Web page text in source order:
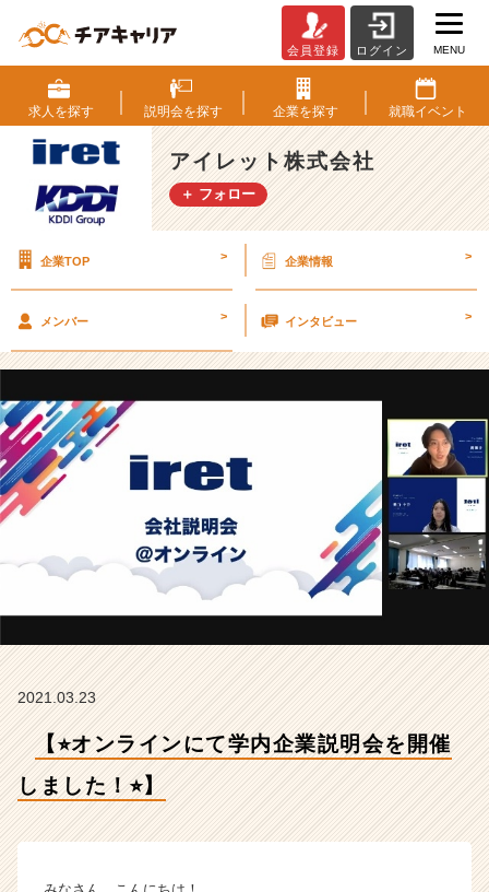
オ
ン
ラ
イ
に
企
明
を
し
ま
し
た！
⭐︎】
【ア
会
イ
ラ
会員登録 ログイン MENU
求人を探す 説明会を探す 企業を探す 就職イベント
アイレット株式会社
＋ フォロー
企業TOP > 企業情報 >
メンバー > インタビュー >
2021.03.23
【⭐︎オンラインにて学内企業説明会を開催
しました！⭐︎】